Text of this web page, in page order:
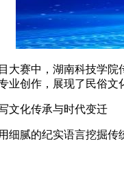
赛中，湖南科技学院
业创作，展现了民俗
化传承与时代变迁
腻的纪实语言挖掘传